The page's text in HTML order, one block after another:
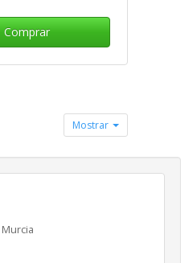
Comprar
Mostrar
Murcia